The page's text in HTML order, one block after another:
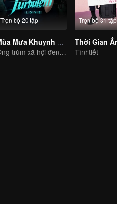
Trọn bộ 20 tập
Mùa Mưa Khuynh Thành
Ông trùm xã hội đen phải lòng nữ cảnh sát nằm vùng giả ngây thơ
Trọn bộ 31 tập
Tìnhtiết